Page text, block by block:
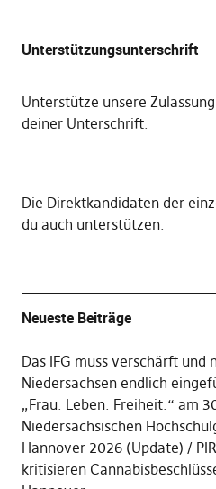
Unterstützungsunterschrift
Unterstütze unsere
deiner Unterschrift.
Die Direktkandidaten der
du auch unterstützen.
Neueste Beiträge
Das IFG muss verschärft und
Niedersachsen endlich
„Frau. Leben. Freiheit.“ am
Niedersächsischen
Hannover 2026 (Update)
kritisieren